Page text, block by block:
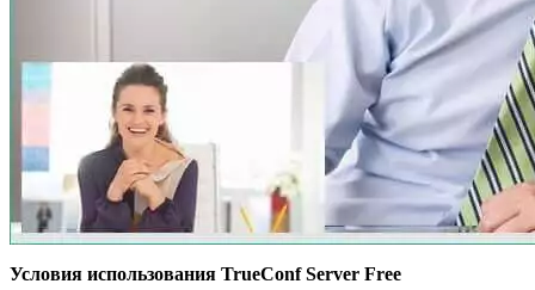
Условия использования TrueConf Server Free